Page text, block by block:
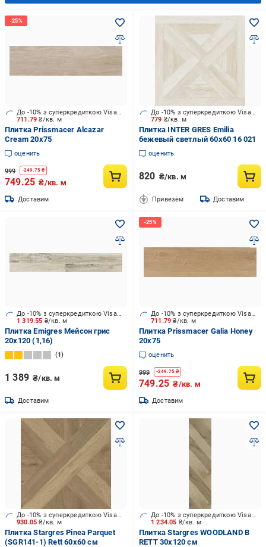
711.79₴/кв. м
До -10% з суперкредиткою Visa Вигода
Плитка Prissmacer Alcazar
Cream 20x75
оценить
999 -249.75 ₴
749.25 ₴/кв. м
Доставим
779 ₴/кв. м
До -10% з суперкредиткою Visa Вигода
Плитка INTER GRES Emilia
бежевый светлый 60х60 16 021
оценить
820 ₴/кв. м
Привезём Доставим
1 319.55 ₴/кв. м
До -10% з суперкредиткою Visa Вигода
Плитка Emigres Мейсон грис
20х120 (1,16)
1
1 389 ₴/кв. м
Доставим
711.79₴/кв. м
До -10% з суперкредиткою Visa Вигода
Плитка Prissmacer Galia Honey
20x75
оценить
999 -249.75₴
749.25 ₴/кв. м
Доставим
930.05₴/кв. м
До -10% з суперкредиткою Visa Вигода
Плитка Stargres Pinea Parquet
(SGR141-1) Rett 60x60 см
1 234.05 ₴/кв. м
До -10% з суперкредиткою Visa Вигода
Плитка Stargres WOODLAND B
RETT 30x120 см